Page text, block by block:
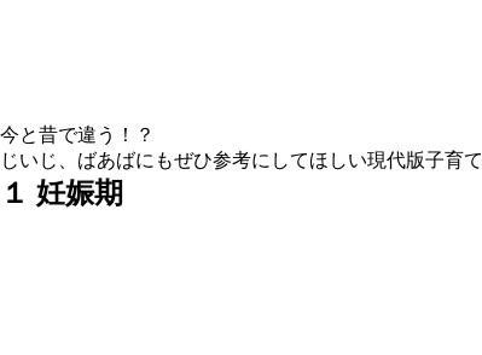
今と昔で違う！？
じいじ、ばあばにもぜひ参考にしてほしい現代版子育て
１ 妊娠期